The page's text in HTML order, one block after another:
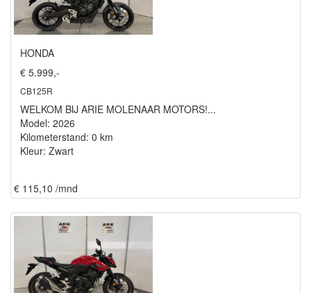
HONDA
€ 5.999,-
CB125R
WELKOM BIJ ARIE MOLENAAR MOTORS!...
Model: 2026
Kilometerstand: 0 km
Kleur: Zwart
€ 115,10 /mnd